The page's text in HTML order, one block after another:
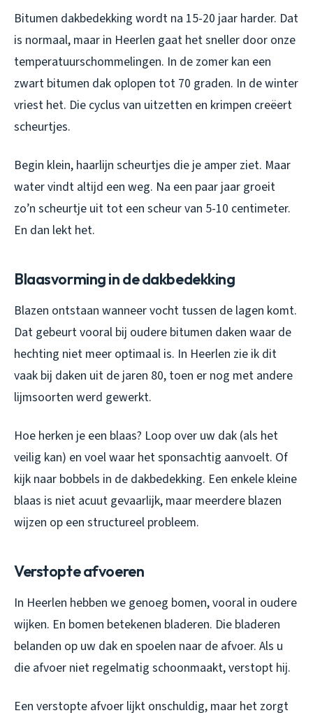
Bitumen dakbedekking wordt na 15-20 jaar harder. Dat
is normaal, maar in Heerlen gaat het sneller door onze
temperatuurschommelingen. In de zomer kan een
zwart bitumen dak oplopen tot 70 graden. In de winter
vriest het. Die cyclus van uitzetten en krimpen creëert
scheurtjes.
Begin klein, haarlijn scheurtjes die je amper ziet. Maar
water vindt altijd een weg. Na een paar jaar groeit
zo’n scheurtje uit tot een scheur van 5-10 centimeter.
En dan lekt het.
Blaasvorming in de dakbedekking
Blazen ontstaan wanneer vocht tussen de lagen komt.
Dat gebeurt vooral bij oudere bitumen daken waar de
hechting niet meer optimaal is. In Heerlen zie ik dit
vaak bij daken uit de jaren 80, toen er nog met andere
lijmsoorten werd gewerkt.
Hoe herken je een blaas? Loop over uw dak (als het
veilig kan) en voel waar het sponsachtig aanvoelt. Of
kijk naar bobbels in de dakbedekking. Een enkele kleine
blaas is niet acuut gevaarlijk, maar meerdere blazen
wijzen op een structureel probleem.
Verstopte afvoeren
In Heerlen hebben we genoeg bomen, vooral in oudere
wijken. En bomen betekenen bladeren. Die bladeren
belanden op uw dak en spoelen naar de afvoer. Als u
die afvoer niet regelmatig schoonmaakt, verstopt hij.
Een verstopte afvoer lijkt onschuldig, maar het zorgt